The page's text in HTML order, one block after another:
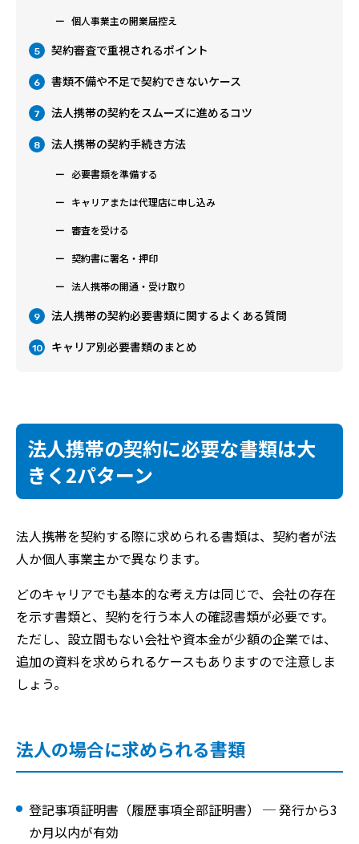
個人事業主の開業届控え
5 契約審査で重視されるポイント
6 書類不備や不足で契約できないケース
7 法人携帯の契約をスムーズに進めるコツ
8 法人携帯の契約手続き方法
必要書類を準備する
キャリアまたは代理店に申し込み
審査を受ける
契約書に署名・押印
法人携帯の開通・受け取り
9 法人携帯の契約必要書類に関するよくある質問
10 キャリア別必要書類のまとめ
法人携帯の契約に必要な書類は大
きく2パターン
法人携帯を契約する際に求められる書類は、契約者が法
人か個人事業主かで異なります。
どのキャリアでも基本的な考え方は同じで、会社の存在
を示す書類と、契約を行う本人の確認書類が必要です。
ただし、設立間もない会社や資本金が少額の企業では、
追加の資料を求められるケースもありますので注意しま
しょう。
法人の場合に求められる書類
登記事項証明書（履歴事項全部証明書） ─ 発行から3
か月以内が有効